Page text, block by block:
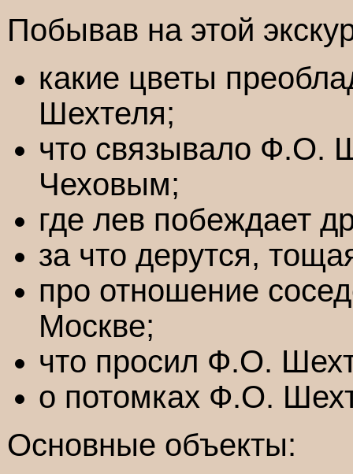
Побывав на этой
какие цветы
Шехтеля;
что связывало Ф.О.
Чеховым;
где лев побеждает
за что дерутся,
про отношение
Москве;
что просил Ф.О.
о потомках Ф.О.
Основные объекты: